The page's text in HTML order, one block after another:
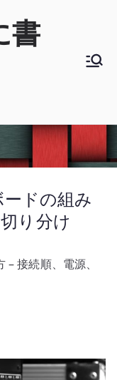
書
ドの組み
り分け
接続順、電源、